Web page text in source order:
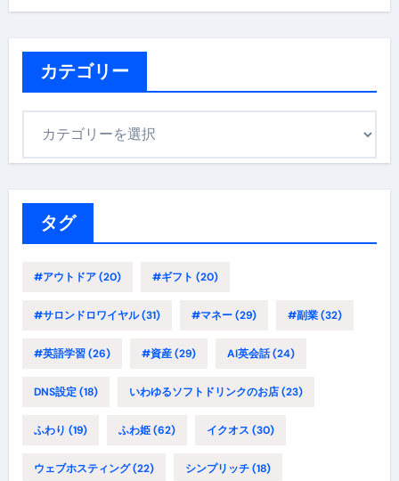
カテゴリー
タグ
#アウトドア(20) #ギフト (20)
#サロンドロワイヤル(31) #マネー(29) #副業(32)
#英語学習(26) #資産(29) AI英会話(24)
DNS設定(18) いわゆるソフトドリンクのお店(23)
ふわり (19) ふわ姫(62) イクオス (30)
ウェブホスティング(22) シンプリッチ(18)